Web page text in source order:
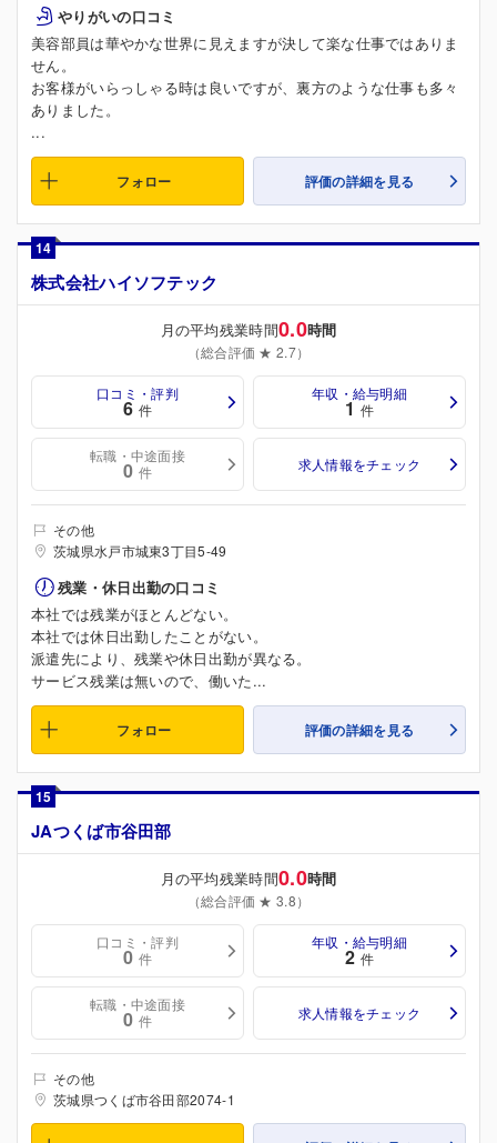
やりがいの口コミ
美容部員は華やかな世界に見えますが決して楽な仕事ではありま
せん。
お客様がいらっしゃる時は良いですが、裏方のような仕事も多々
ありました。
...
フォロー 評価の詳細を見る
14
株式会社ハイソフテック
月の平均残業時間0.0時間
（総合評価 ★ 2.7）
口コミ・評判
6 件
年収・給与明細
1 件
転職・中途面接
0 件 求人情報をチェック
その他
茨城県水戸市城東3丁目5-49
残業・休日出勤の口コミ
本社では残業がほとんどない。
本社では休日出勤したことがない。
派遣先により、残業や休日出勤が異なる。
サービス残業は無いので、働いた...
フォロー 評価の詳細を見る
15
JAつくば市谷田部
月の平均残業時間0.0時間
（総合評価 ★ 3.8）
口コミ・評判
0 件
年収・給与明細
2 件
転職・中途面接
0 件 求人情報をチェック
その他
茨城県つくば市谷田部2074-1